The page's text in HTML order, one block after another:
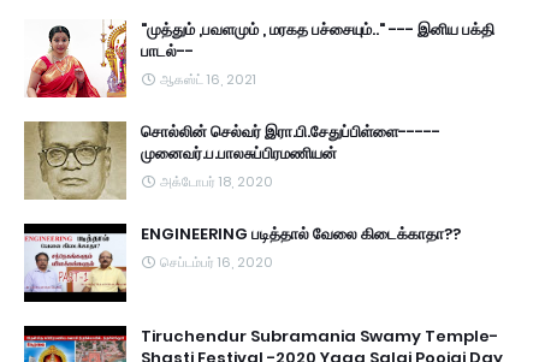
"முத்தும் ,பவளமும் , மரகத பச்சையும்.." --- இனிய பக்தி
பாடல்--
ஆகஸ்ட் 16, 2021
சொல்லின் செல்வர் இரா.பி.சேதுப்பிள்ளை-----
முனைவர்.ப.பாலசுப்பிரமணியன்
அக்டோபர் 18, 2020
ENGINEERING படித்தால் வேலை கிடைக்காதா??
செப்டம்பர் 16, 2020
Tiruchendur Subramania Swamy Temple-